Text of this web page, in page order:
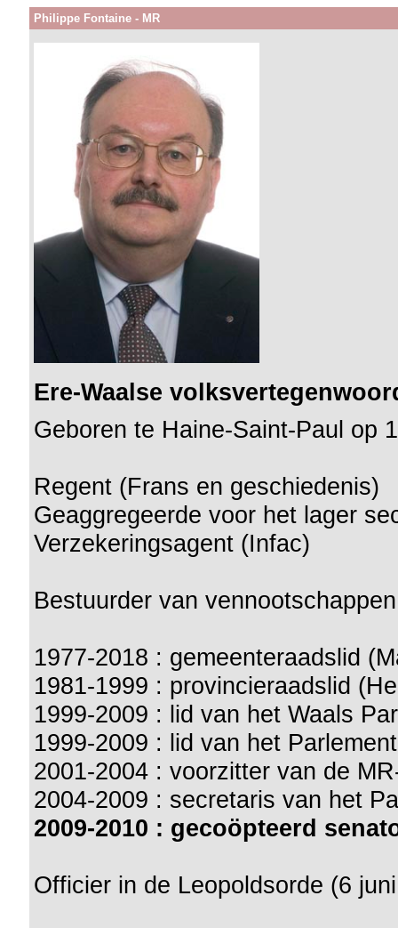
Philippe Fontaine - MR
Ere-Waalse
Geboren te Haine-Saint-Paul op
Regent (Frans en geschiedenis)
Geaggregeerde voor het lager
Verzekeringsagent (Infac)
Bestuurder van vennootschappen
1977-2018 : gemeenteraadslid
1981-1999 : provincieraadslid
1999-2009 : lid van het Waals
1999-2009 : lid van het
2001-2004 : voorzitter van de
2004-2009 : secretaris van het
2009-2010 : gecoöpteerd
Officier in de Leopoldsorde (6